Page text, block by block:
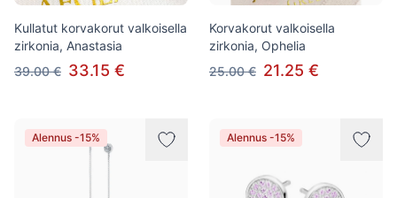
Kullatut korvakorut valkoisella
zirkonia, Anastasia
39.00 € 33.15 €
Korvakorut valkoisella
zirkonia, Ophelia
25.00 € 21.25 €
Alennus -15% Alennus -15%